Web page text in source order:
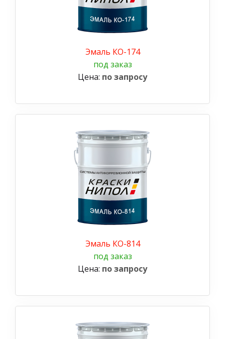
Эмаль КО-174
под заказ
Цена: по запросу
Эмаль КО-814
под заказ
Цена: по запросу